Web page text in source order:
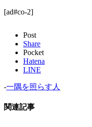
[ad#co-2]
Post
Share
Pocket
Hatena
LINE
-一隅を照らす人
関連記事